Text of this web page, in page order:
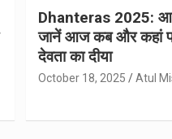
Dhanteras 2025:
जानें आज कब और कहां
देवता का दीया
October 18, 2025 Atul